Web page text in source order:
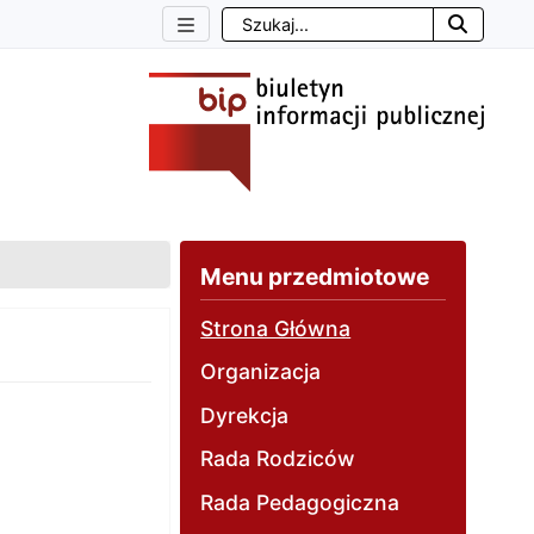
Szukaj
Menu przedmiotowe
Strona Główna
Organizacja
Dyrekcja
Rada Rodziców
Rada Pedagogiczna